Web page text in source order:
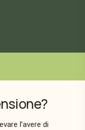
l’avere di